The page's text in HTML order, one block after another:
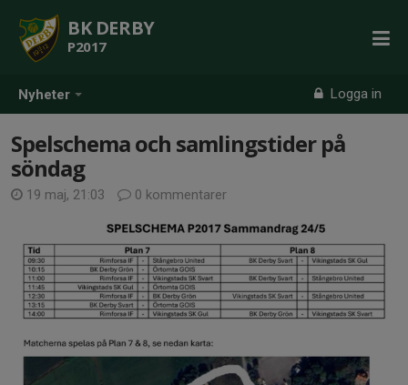
Nyheter Logga in
BK DERBY
P2017
Spelschema och samlingstider på
söndag
19 maj, 21:03 0 kommentarer